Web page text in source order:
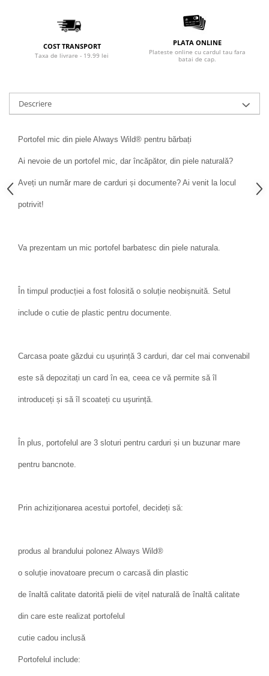
COST TRANSPORT
Taxa de livrare - 19.99 lei
PLATA ONLINE
Plateste online cu cardul tau fara
batai de cap.
Descriere
Portofel mic din piele Always Wild® pentru bărbați
Ai nevoie de un portofel mic, dar încăpător, din piele naturală?
Aveți un număr mare de carduri și documente? Ai venit la locul
potrivit!
Va prezentam un mic portofel barbatesc din piele naturala.
În timpul producției a fost folosită o soluție neobișnuită. Setul
include o cutie de plastic pentru documente.
Carcasa poate găzdui cu ușurință 3 carduri, dar cel mai convenabil
este să depozitați un card în ea, ceea ce vă permite să îl
introduceți și să îl scoateți cu ușurință.
În plus, portofelul are 3 sloturi pentru carduri și un buzunar mare
pentru bancnote.
Prin achiziționarea acestui portofel, decideți să:
produs al brandului polonez Always Wild®
o soluție inovatoare precum o carcasă din plastic
de înaltă calitate datorită pielii de vițel naturală de înaltă calitate
din care este realizat portofelul
cutie cadou inclusă
Portofelul include: